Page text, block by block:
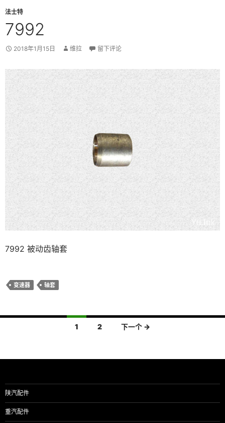
法士特
7992
2018年1月15日 维拉 留下评论
7992 被动齿轴套
变速器 轴套
导
1 2 下一个 →
陕汽配件
重汽配件